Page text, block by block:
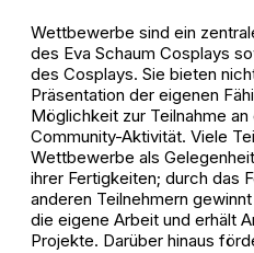
Wettbewerbe sind ein
des Eva Schaum Cosplays
des Cosplays. Sie bieten
Präsentation der eigenen
Möglichkeit zur Teilnahme
Community-Aktivität. Viele
Wettbewerbe als
ihrer Fertigkeiten; durch das
anderen Teilnehmern
die eigene Arbeit und erhält
Projekte. Darüber hinaus